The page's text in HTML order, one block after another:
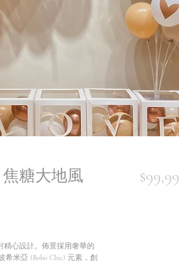
焦糖大地風
精心設計。佈景採用奢華的
米亞 (Boho Chic) 元素，創